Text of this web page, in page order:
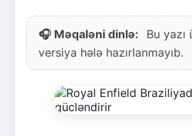
🎧 Məqaləni dinlə:
Bu yazı
versiya hələ hazırlanmayıb.